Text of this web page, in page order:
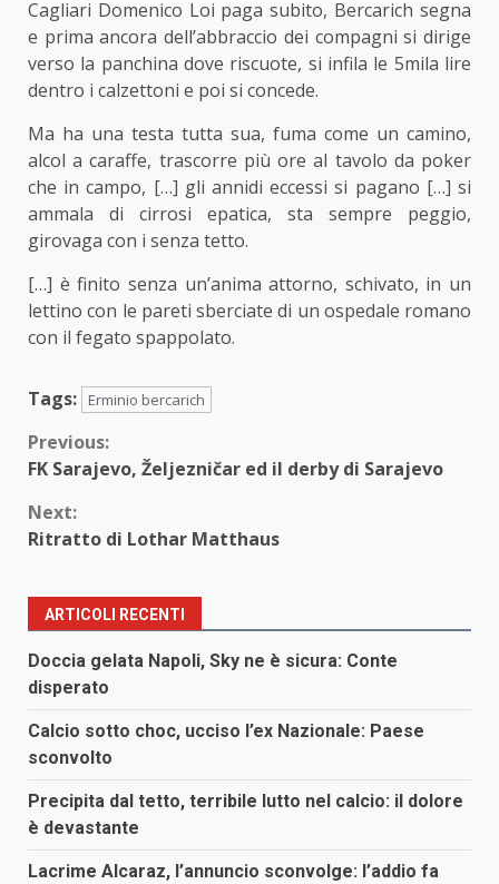
Cagliari Domenico Loi paga subito, Bercarich segna
e prima ancora dell’abbraccio dei compagni si dirige
verso la panchina dove riscuote, si infila le 5mila lire
dentro i calzettoni e poi si concede.
Ma ha una testa tutta sua, fuma come un camino,
alcol a caraffe, trascorre più ore al tavolo da poker
che in campo, […] gli annidi eccessi si pagano […] si
ammala di cirrosi epatica, sta sempre peggio,
girovaga con i senza tetto.
[…] è finito senza un’anima attorno, schivato, in un
lettino con le pareti sberciate di un ospedale romano
con il fegato spappolato.
Tags: Erminio bercarich
Continue
Reading
Previous:
FK Sarajevo, Željezničar ed il derby di Sarajevo
Next:
Ritratto di Lothar Matthaus
ARTICOLI RECENTI
Doccia gelata Napoli, Sky ne è sicura: Conte
disperato
Calcio sotto choc, ucciso l’ex Nazionale: Paese
sconvolto
Precipita dal tetto, terribile lutto nel calcio: il dolore
è devastante
Lacrime Alcaraz, l’annuncio sconvolge: l’addio fa